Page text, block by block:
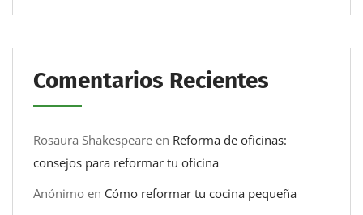
Comentarios Recientes
Rosaura Shakespeare en Reforma de oficinas:
consejos para reformar tu oficina
Anónimo en Cómo reformar tu cocina pequeña